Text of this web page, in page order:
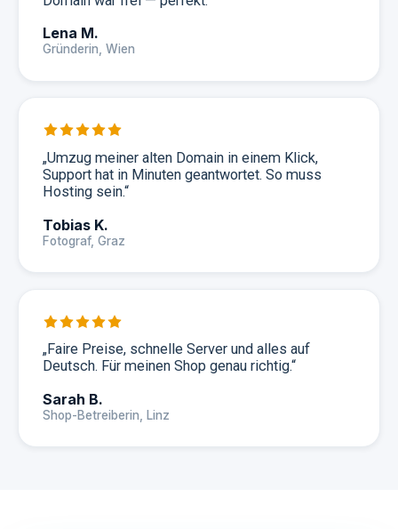
Lena M.
Gründerin, Wien
„Umzug meiner alten Domain in einem Klick,
Support hat in Minuten geantwortet. So muss
Hosting sein.“
Tobias K.
Fotograf, Graz
„Faire Preise, schnelle Server und alles auf
Deutsch. Für meinen Shop genau richtig.“
Sarah B.
Shop-Betreiberin, Linz